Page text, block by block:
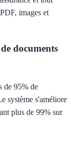
images et
documents
de 95% de
système s'améliore
plus de 99% sur